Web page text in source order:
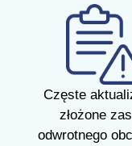
Częste
złożone
odwrotnego